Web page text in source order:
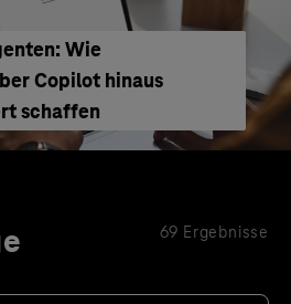
Wie
Copilot hinaus
schaffen
69 Ergebnisse